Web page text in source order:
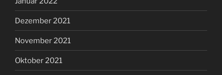
Dezember 2021
November 2021
Oktober 2021